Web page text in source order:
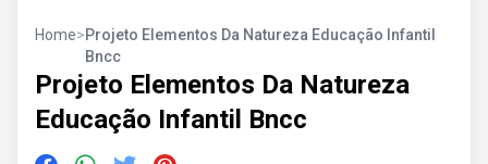
Home>Projeto Elementos Da Natureza Educação Infantil
Bncc
Projeto Elementos Da Natureza
Educação Infantil Bncc